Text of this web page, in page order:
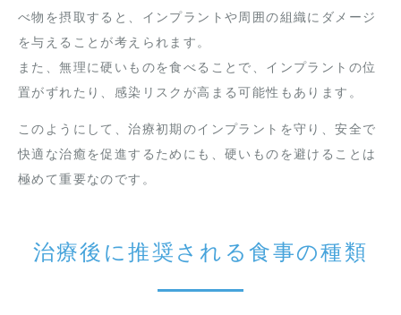
べ物を摂取すると、インプラントや周囲の組織にダメージ
を与えることが考えられます。
また、無理に硬いものを食べることで、インプラントの位
置がずれたり、感染リスクが高まる可能性もあります。
このようにして、治療初期のインプラントを守り、安全で
快適な治癒を促進するためにも、硬いものを避けることは
極めて重要なのです。
治療後に推奨される食事の種類